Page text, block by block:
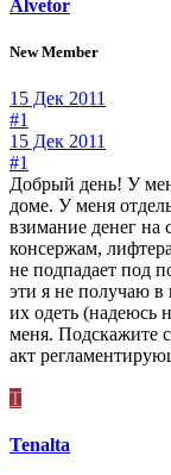
Alvetor
New Member
15 Дек 2011
#1
15 Дек 2011
#1
Добрый день! У
доме. У меня
взимание денег на
консержам,
не подпадает под
эти я не получаю
их одеть (надеюсь
меня. Подскажите
акт
T
Tenalta